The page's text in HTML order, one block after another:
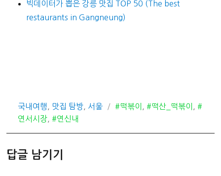
빅데이터가 뽑은 강릉 맛집 TOP 50 (The best
restaurants in Gangneung)
카
테
국내여행 , 맛집 탐방, 서울
태
#떡볶이 , #떡산_떡볶이 , #
연서시장,#연신내
답글 남기기